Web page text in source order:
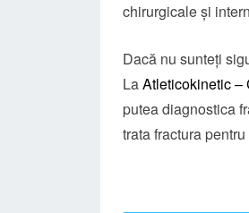
chirurgicale și
Dacă nu sunteți
LaAtleticokinetic –
putea diagnostica
trata fractura